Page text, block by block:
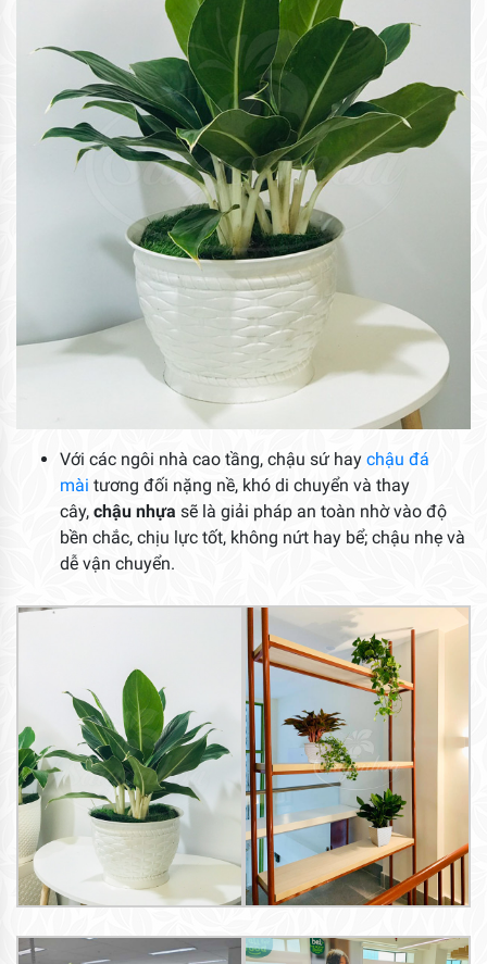
Với các ngôi nhà cao tầng, chậu sứ hay chậu đá
mài tương đối nặng nề, khó di chuyển và thay
cây, chậu nhựa sẽ là giải pháp an toàn nhờ vào độ
bền chắc, chịu lực tốt, không nứt hay bể; chậu nhẹ và
dễ vận chuyển.